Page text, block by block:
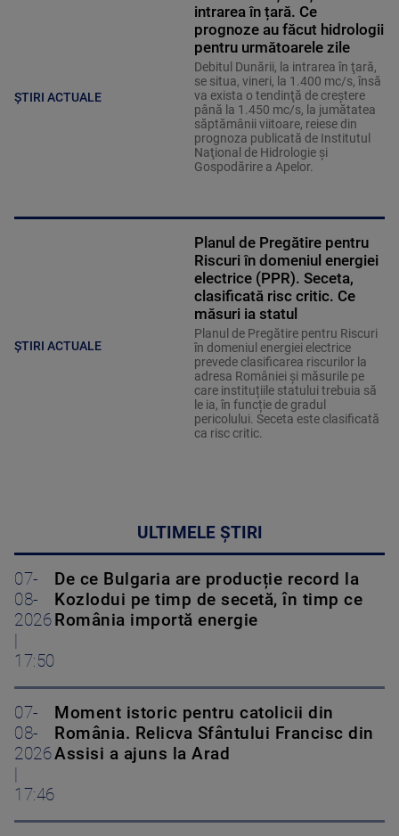
ȘTIRI ACTUALE
intrarea în țară. Ce
prognoze au făcut hidrologii
pentru următoarele zile
Debitul Dunării, la intrarea în ţară,
se situa, vineri, la 1.400 mc/s, însă
va exista o tendinţă de creştere
până la 1.450 mc/s, la jumătatea
săptămânii viitoare, reiese din
prognoza publicată de Institutul
Naţional de Hidrologie şi
Gospodărire a Apelor.
ȘTIRI ACTUALE
Planul de Pregătire pentru
Riscuri în domeniul energiei
electrice (PPR). Seceta,
clasificată risc critic. Ce
măsuri ia statul
Planul de Pregătire pentru Riscuri
în domeniul energiei electrice
prevede clasificarea riscurilor la
adresa României și măsurile pe
care instituțiile statului trebuia să
le ia, în funcție de gradul
pericolului. Seceta este clasificată
ca risc critic.
ULTIMELE ȘTIRI
07-
08-
2026
17:50
De ce Bulgaria are producție record la
Kozlodui pe timp de secetă, în timp ce
România importă energie
07-
08-
2026
17:46
Moment istoric pentru catolicii din
România. Relicva Sfântului Francisc din
Assisi a ajuns la Arad